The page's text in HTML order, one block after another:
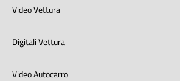
Video Vettura
Digitali Vettura
Video Autocarro